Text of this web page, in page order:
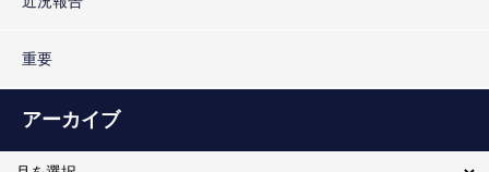
重要
アーカイブ